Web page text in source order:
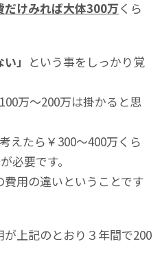
だけみれば大体300万くら
」 という事をしっかり覚
万～200万は掛かると思
えたら￥300～400万くら
必要です。
用の違いということです
上記のとおり３年間で200